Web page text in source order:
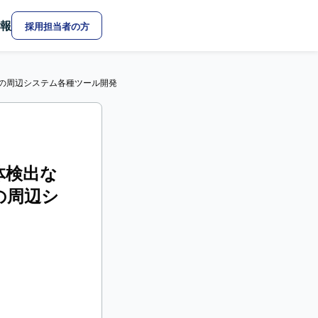
採用担当者の方
周辺システム各種ツール開発
出な
周辺シ